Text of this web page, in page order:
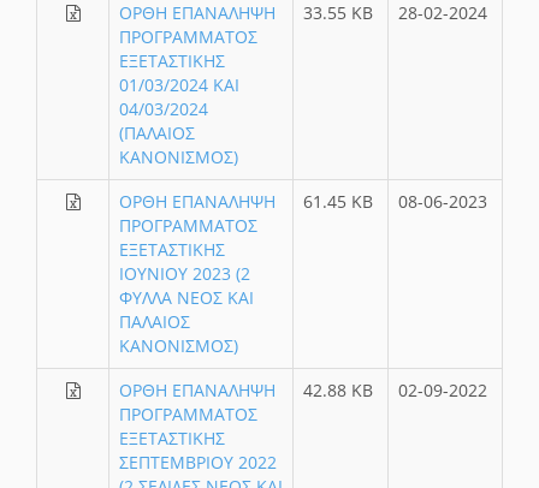
ΟΡΘΗ ΕΠΑΝΑΛΗΨΗ
ΠΡΟΓΡΑΜΜΑΤΟΣ
ΕΞΕΤΑΣΤΙΚΗΣ
01/03/2024 ΚΑΙ
04/03/2024
(ΠΑΛΑΙΟΣ
ΚΑΝΟΝΙΣΜΟΣ)
33.55 KB 28-02-2024
ΟΡΘΗ ΕΠΑΝΑΛΗΨΗ
ΠΡΟΓΡΑΜΜΑΤΟΣ
ΕΞΕΤΑΣΤΙΚΗΣ
ΙΟΥΝΙΟΥ 2023 (2
ΦΥΛΛΑ ΝΕΟΣ ΚΑΙ
ΠΑΛΑΙΟΣ
ΚΑΝΟΝΙΣΜΟΣ)
61.45 KB 08-06-2023
ΟΡΘΗ ΕΠΑΝΑΛΗΨΗ
ΠΡΟΓΡΑΜΜΑΤΟΣ
ΕΞΕΤΑΣΤΙΚΗΣ
ΣΕΠΤΕΜΒΡΙΟΥ 2022
42.88 KB 02-09-2022